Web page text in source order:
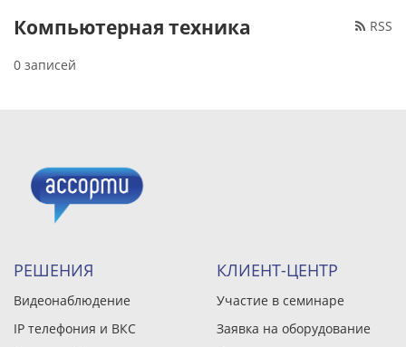
RSS
Компьютерная техника
0 записей
РЕШЕНИЯ
Видеонаблюдение
IP телефония и ВКС
КЛИЕНТ-ЦЕНТР
Участие в семинаре
Заявка на оборудование